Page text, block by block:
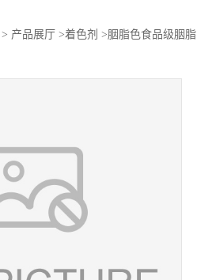
> 产品展厅 >着色剂 >胭脂色食品级胭脂